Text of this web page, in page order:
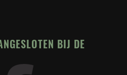
BIJ DE